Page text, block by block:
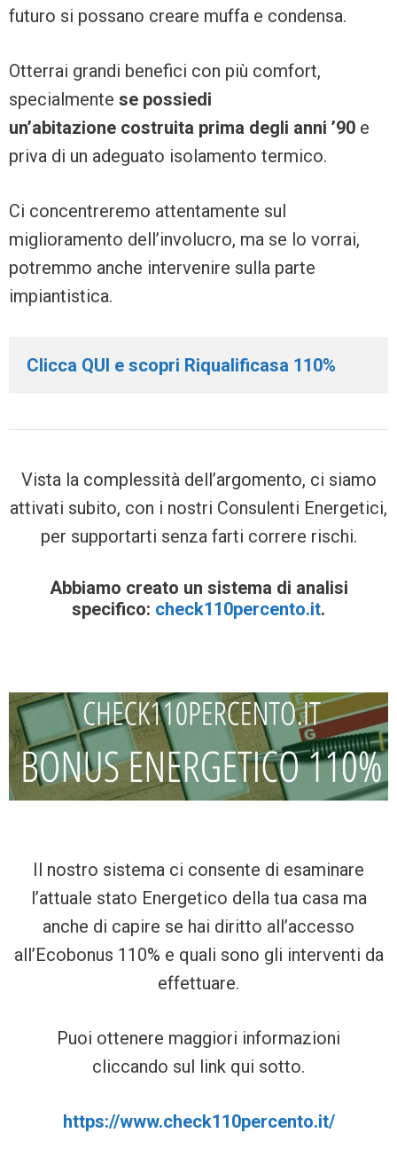
futuro si possano creare muffa e condensa.
Otterrai grandi benefici con più comfort,
specialmente se possiedi
un’abitazione costruita prima degli anni ’90 e
priva di un adeguato isolamento termico.
Ci concentreremo attentamente sul
miglioramento dell’involucro, ma se lo vorrai,
potremmo anche intervenire sulla parte
impiantistica.
Clicca QUI e scopri Riqualificasa 110%
Vista la complessità dell’argomento, ci siamo
attivati subito, con i nostri Consulenti Energetici,
per supportarti senza farti correre rischi.
Abbiamo creato un sistema di analisi
specifico: check110percento.it.
Il nostro sistema ci consente di esaminare
l’attuale stato Energetico della tua casa ma
anche di capire se hai diritto all’accesso
all’Ecobonus 110% e quali sono gli interventi da
effettuare.
Puoi ottenere maggiori informazioni
cliccando sul link qui sotto.
https://www.check110percento.it/